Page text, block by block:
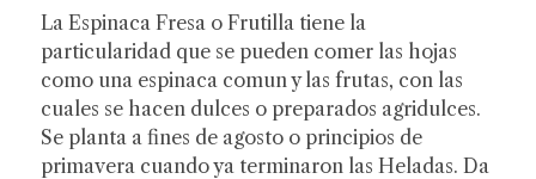
La Espinaca Fresa o Frutilla tiene la
particularidad que se pueden comer las hojas
como una espinaca comun y las frutas, con las
cuales se hacen dulces o preparados agridulces.
Se planta a fines de agosto o principios de
primavera cuando ya terminaron las Heladas. Da